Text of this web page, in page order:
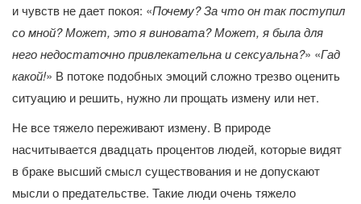
и чувств не дает покоя: «Почему? За что он так поступил
со мной? Может, это я виновата? Может, я была для
него недостаточно привлекательна и сексуальна?» «Гад
какой!» В потоке подобных эмоций сложно трезво оценить
ситуацию и решить, нужно ли прощать измену или нет.
Не все тяжело переживают измену. В природе
насчитывается двадцать процентов людей, которые видят
в браке высший смысл существования и не допускают
мысли о предательстве. Такие люди очень тяжело